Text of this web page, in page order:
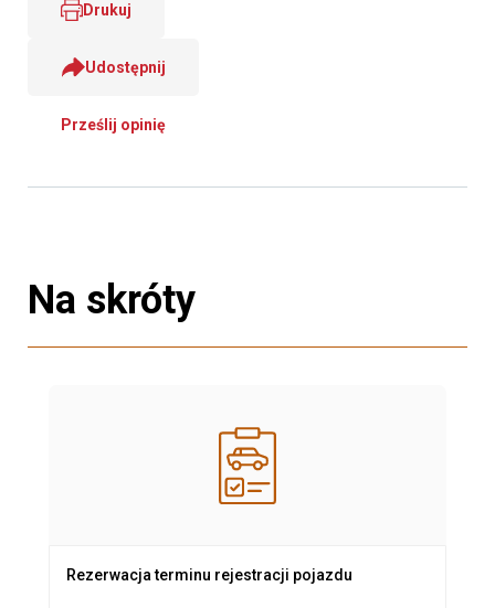
Drukuj
Udostępnij
Prześlij opinię
Na skróty
Rezerwacja terminu rejestracji pojazdu